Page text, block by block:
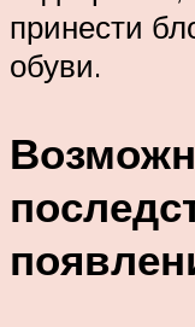
принести
обуви.